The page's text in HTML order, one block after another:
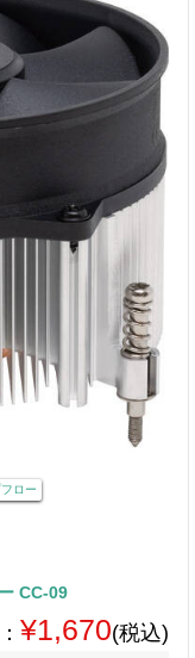
フロー
CC-09
¥1,670(税込)